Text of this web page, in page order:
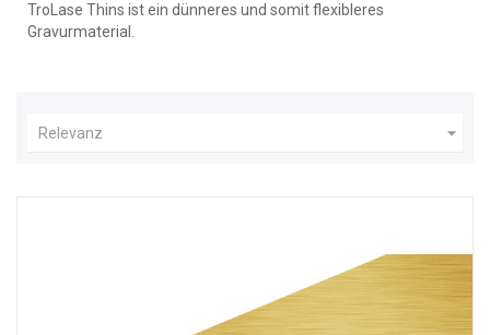
TroLase Thins ist ein dünneres und somit flexibleres
Gravurmaterial.
Relevanz 